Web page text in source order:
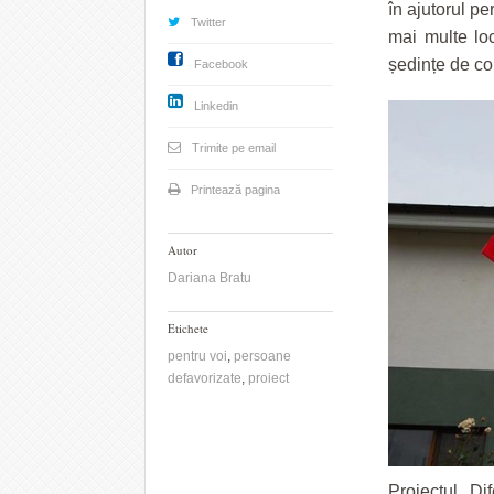
în ajutorul
mai multe
ședințe de
Twitter
Facebook
Linkedin
Trimite pe email
Printează pagina
Autor
Dariana Bratu
Etichete
pentru voi, persoane
defavorizate, proiect